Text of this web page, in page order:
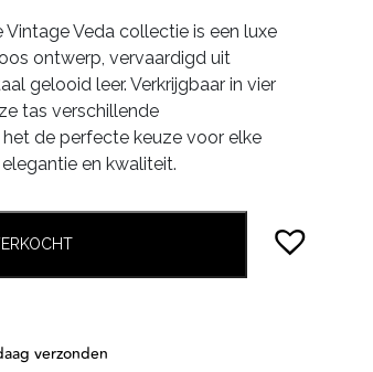
Veda collectie is een luxe
ontwerp, vervaardigd uit
gelooid leer. Verkrijgbaar in vier
tas verschillende
de perfecte keuze voor elke
en kwaliteit.
verzonden